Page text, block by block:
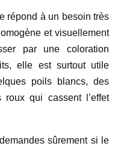
répond à un besoin très
et visuellement
par une coloration
elle est surtout utile
poils blancs, des
qui cassent l’effet
sûrement si le